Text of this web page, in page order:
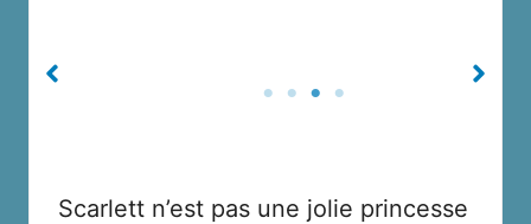
Scarlett n’est pas une jolie princesse